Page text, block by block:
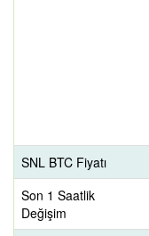
SNL BTC Fiyatı
Son 1 Saatlik
Değişim